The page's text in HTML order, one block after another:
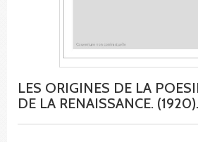
LES ORIGINES DE LA
DE LA RENAISSANCE. (1920).